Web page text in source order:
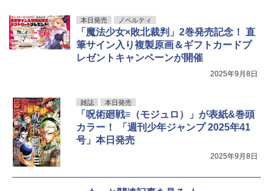
本日発売 ノベルティ
「魔法少女×敗北裁判」2巻発売記念！ 直
筆サイン入り複製原画＆ギフトカードプ
レゼントキャンペーンが開催
2025年9月8日
雑誌 本日発売
「呪術廻戦≡（モジュロ）」が表紙&巻頭
カラー！ 「週刊少年ジャンプ 2025年41
号」本日発売
2025年9月8日